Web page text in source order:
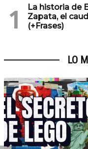
La historia de
Zapata, el
(+Frases)
LO